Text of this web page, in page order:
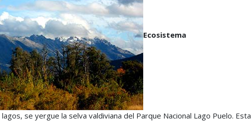
Ecosistema
se yergue la selva valdiviana del Parque Nacional Lago Puelo. Esta